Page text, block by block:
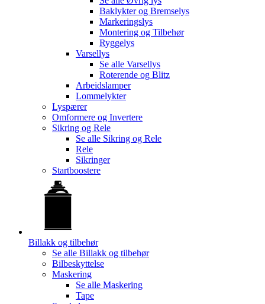
Baklykter og Bremselys
Markeringslys
Montering og Tilbehør
Ryggelys
Varsellys
Se alle Varsellys
Roterende og Blitz
Arbeidslamper
Lommelykter
Lyspærer
Omformere og Invertere
Sikring og Rele
Se alle Sikring og Rele
Rele
Sikringer
Startboostere
Billakk og tilbehør
Se alle Billakk og tilbehør
Bilbeskyttelse
Maskering
Se alle Maskering
Tape